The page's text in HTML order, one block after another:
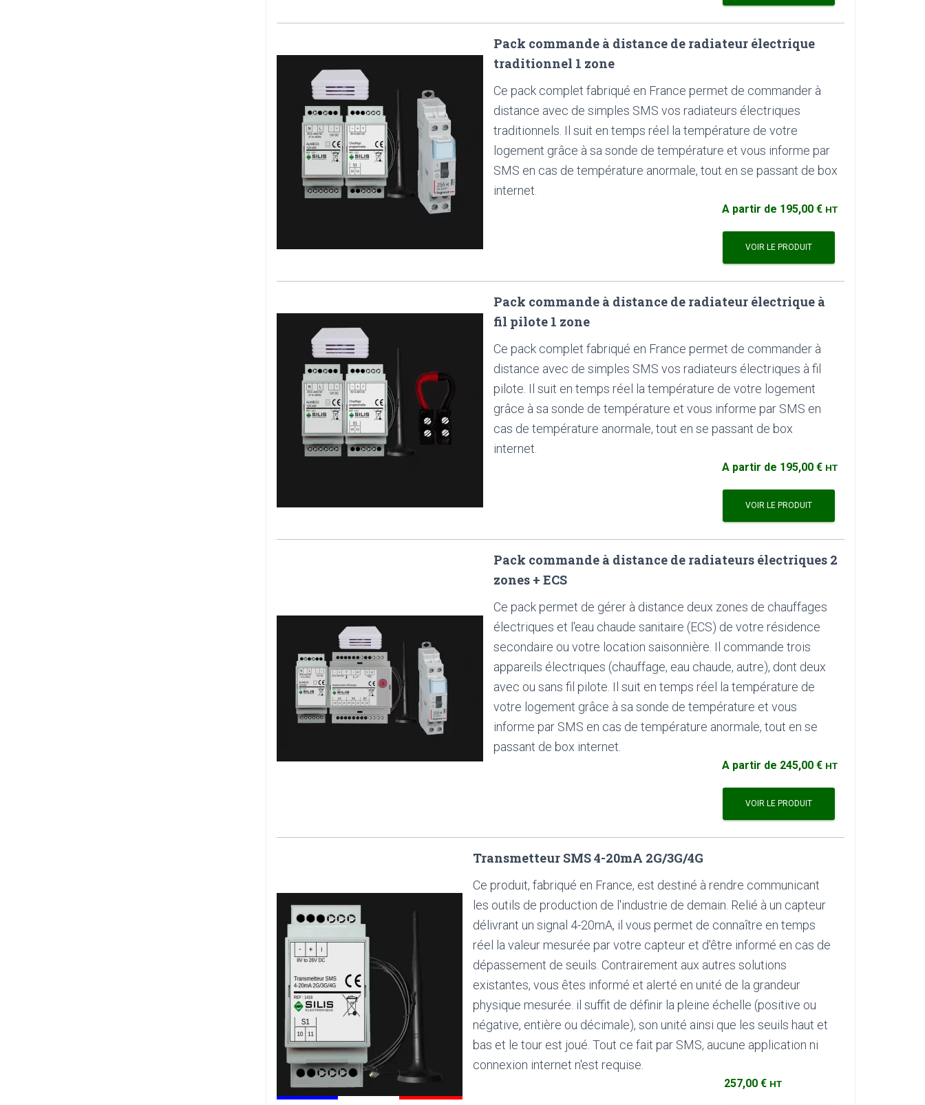
Pack commande à distance de radiateur électrique
traditionnel 1 zone
Ce pack complet fabriqué en France permet de commander à
distance avec de simples SMS vos radiateurs électriques
traditionnels. Il suit en temps réel la température de votre
logement grâce à sa sonde de température et vous informe par
SMS en cas de température anormale, tout en se passant de box
internet.
A partir de 195,00 € HT
VOIR LE PRODUIT
Pack commande à distance de radiateur électrique à
fil pilote 1 zone
Ce pack complet fabriqué en France permet de commander à
distance avec de simples SMS vos radiateurs électriques à fil
pilote. Il suit en temps réel la température de votre logement
grâce à sa sonde de température et vous informe par SMS en
cas de température anormale, tout en se passant de box
internet.
A partir de 195,00 € HT
VOIR LE PRODUIT
Pack commande à distance de radiateurs électriques 2
zones + ECS
Ce pack permet de gérer à distance deux zones de chauffages
électriques et l'eau chaude sanitaire (ECS) de votre résidence
secondaire ou votre location saisonnière. Il commande trois
appareils électriques (chauffage, eau chaude, autre), dont deux
avec ou sans fil pilote. Il suit en temps réel la température de
votre logement grâce à sa sonde de température et vous
informe par SMS en cas de température anormale, tout en se
passant de box internet.
A partir de 245,00 € HT
VOIR LE PRODUIT
Transmetteur SMS 4-20mA 2G/3G/4G
Ce produit, fabriqué en France, est destiné à rendre communicant
les outils de production de l'industrie de demain. Relié à un capteur
délivrant un signal 4-20mA, il vous permet de connaître en temps
réel la valeur mesurée par votre capteur et d'être informé en cas de
dépassement de seuils. Contrairement aux autres solutions
existantes, vous êtes informé et alerté en unité de la grandeur
physique mesurée. il suffit de définir la pleine échelle (positive ou
négative, entière ou décimale), son unité ainsi que les seuils haut et
bas et le tour est joué. Tout ce fait par SMS, aucune application ni
connexion internet n'est requise.
257,00 € HT